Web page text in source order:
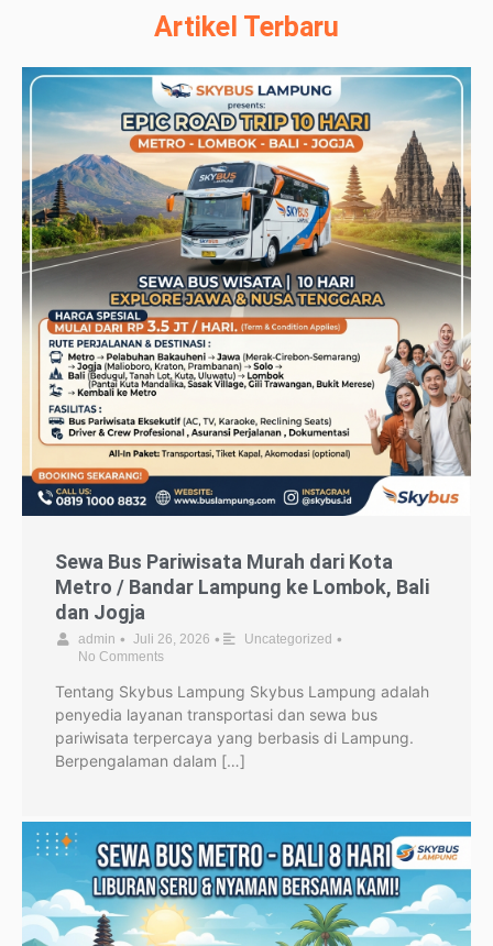
Artikel Terbaru
Sewa Bus Pariwisata Murah dari Kota
Metro / Bandar Lampung ke Lombok, Bali
dan Jogja
admin • Juli 26, 2026 • Uncategorized •
No Comments
Tentang Skybus Lampung Skybus Lampung adalah
penyedia layanan transportasi dan sewa bus
pariwisata terpercaya yang berbasis di Lampung.
Berpengalaman dalam […]